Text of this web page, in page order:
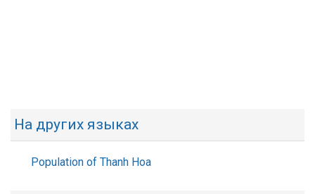
На других языках
Population of Thanh Hoa